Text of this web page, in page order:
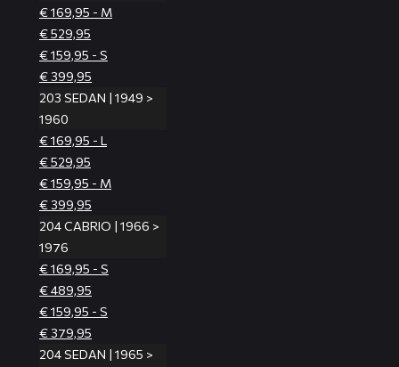
€ 169,95 - M
€ 529,95
€ 159,95 - S
€ 399,95
203 SEDAN | 1949 >
1960
€ 169,95 - L
€ 529,95
€ 159,95 - M
€ 399,95
204 CABRIO | 1966 >
1976
€ 169,95 - S
€ 489,95
€ 159,95 - S
€ 379,95
204 SEDAN | 1965 >